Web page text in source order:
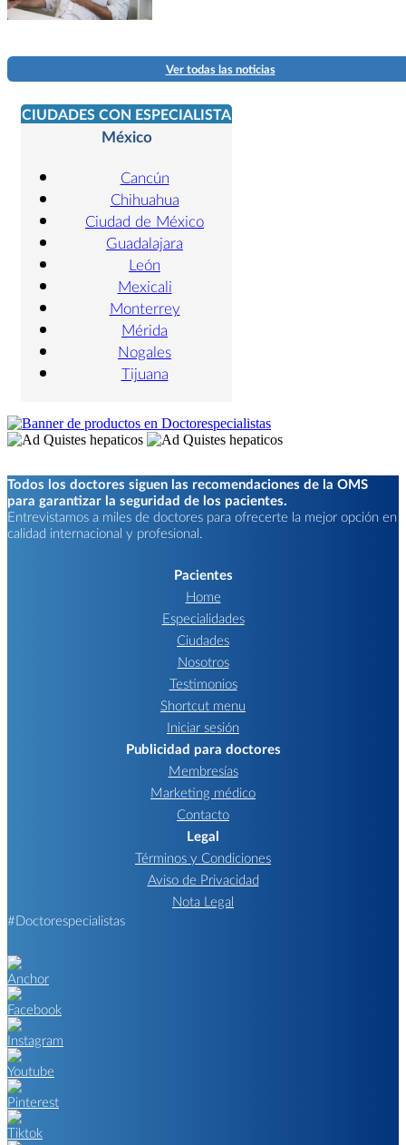
Ver todas las noticias
CIUDADES CON ESPECIALISTA
México
Cancún
Chihuahua
Ciudad de México
Guadalajara
León
Mexicali
Monterrey
Mérida
Nogales
Tijuana
Todos los doctores siguen las recomendaciones de la OMS
para garantizar la seguridad de los pacientes.
Entrevistamos a miles de doctores para ofrecerte la mejor opción en
calidad internacional y profesional.
Pacientes
Home
Especialidades
Ciudades
Nosotros
Testimonios
Shortcut menu
Iniciar sesión
Publicidad para doctores
Membresías
Marketing médico
Contacto
Legal
Términos y Condiciones
Aviso de Privacidad
Nota Legal
#Doctorespecialistas